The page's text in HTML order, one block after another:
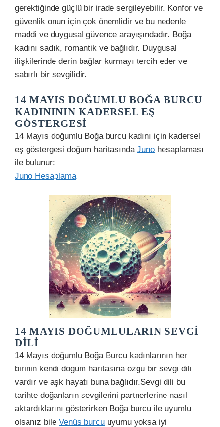
gerektiğinde güçlü bir irade sergileyebilir. Konfor ve
güvenlik onun için çok önemlidir ve bu nedenle
maddi ve duygusal güvence arayışındadır. Boğa
kadını sadık, romantik ve bağlıdır. Duygusal
ilişkilerinde derin bağlar kurmayı tercih eder ve
sabırlı bir sevgilidir.
14 MAYIS DOĞUMLU BOĞA BURCU
KADINININ KADERSEL EŞ
GÖSTERGESI
14 Mayıs doğumlu Boğa burcu kadını için kadersel
eş göstergesi doğum haritasında Juno hesaplaması
ile bulunur:
Juno Hesaplama
14 MAYIS DOĞUMLULARIN SEVGI
DILI
14 Mayıs doğumlu Boğa Burcu kadınlarının her
birinin kendi doğum haritasına özgü bir sevgi dili
vardır ve aşk hayatı buna bağlıdır.Sevgi dili bu
tarihte doğanların sevgilerini partnerlerine nasıl
aktardıklarını gösterirken Boğa burcu ile uyumlu
olsanız bile Venüs burcu uyumu yoksa iyi